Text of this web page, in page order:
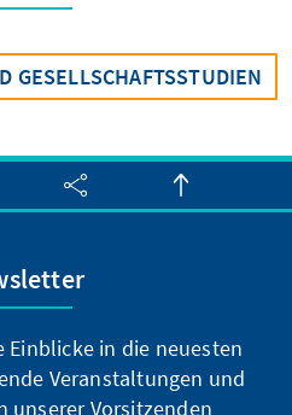
GESELLSCHAFTSSTUDIEN
Einblicke in die neuesten
Veranstaltungen und
unserer Vorsitzenden